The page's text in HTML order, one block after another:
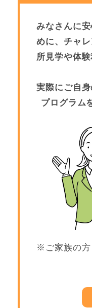
みなさんに
めに、チャ
所見学や体
実際にご自
プログラム
※ご家族の方